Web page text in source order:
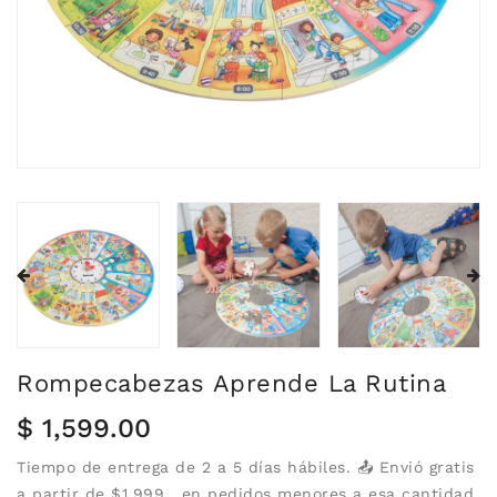
Rompecabezas Aprende La Rutina
Precio
habitual
$ 1,599.00
Tiempo de entrega de 2 a 5 días hábiles. 📤 Envió gratis
a partir de $1,999 , en pedidos menores a esa cantidad